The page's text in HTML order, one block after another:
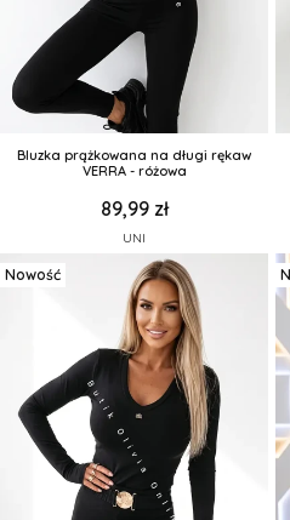
Bluzka prążkowana na długi rękaw
VERRA - różowa
89,99 zł
UNI
Nowość